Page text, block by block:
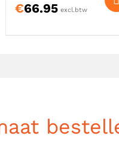
€66.95 excl.btw